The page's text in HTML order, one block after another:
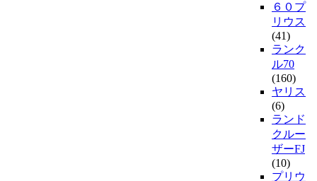
６０プ
リウス
(41)
ランク
ル70
(160)
ヤリス
(6)
ランド
クルー
ザーFJ
(10)
プリウ